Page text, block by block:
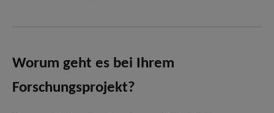
Worum geht es bei Ihrem
Forschungsprojekt?